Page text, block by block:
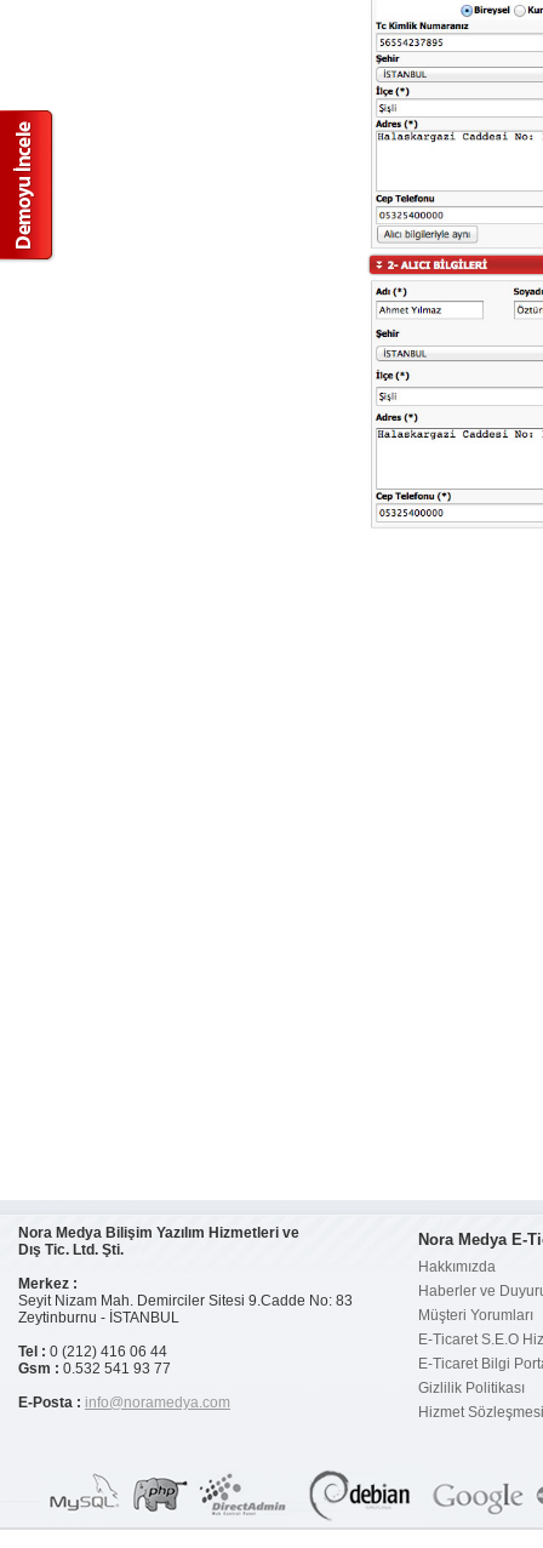
Nora Medya Bilişim Yazılım Hizmetleri ve
Dış Tic. Ltd. Şti.
Merkez :
Seyit Nizam Mah. Demirciler Sitesi 9.Cadde No: 83
Zeytinburnu - İSTANBUL
Tel : 0 (212) 416 06 44
Gsm : 0.532 541 93 77
E-Posta : info@noramedya.com
Nora Medya E-
Hakkımızda
Haberler ve
Müşteri Yorumları
E-Ticaret S.E.O
E-Ticaret Bilgi
Gizlilik Politikası
Hizmet Sözleşmesi